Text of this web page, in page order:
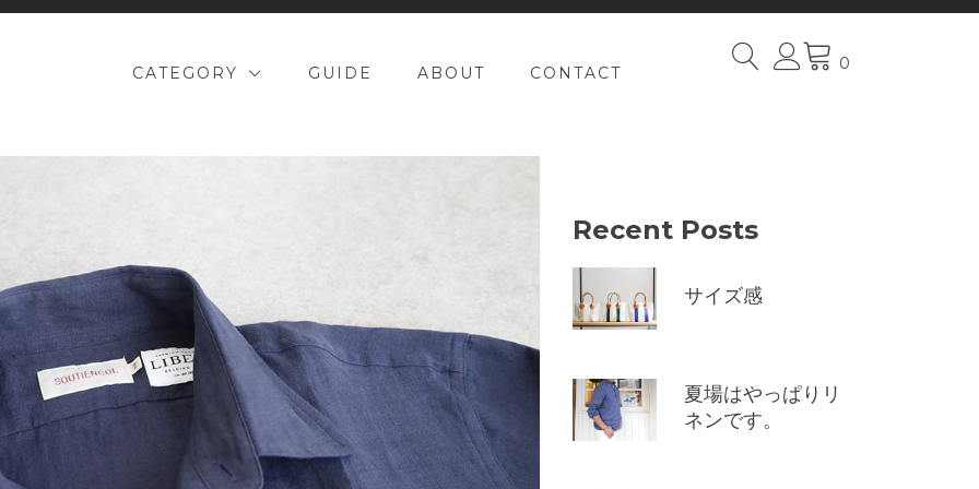
CATEGORY GUIDE ABOUT CONTACT 0
Recent Posts
サイズ感
夏場はやっぱりリ
ネンです。